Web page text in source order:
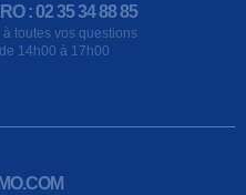
: 02 35 34 88 85
toutes vos questions
14h00 à 17h00